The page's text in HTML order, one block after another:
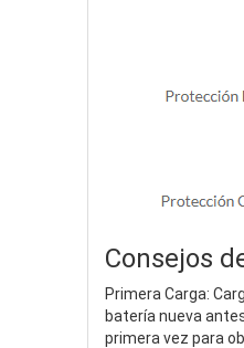
Consejos
Primera Carga:
batería nueva
primera vez para